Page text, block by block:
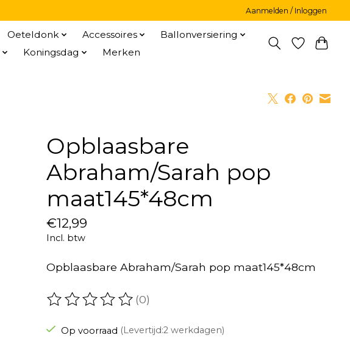
Aanmelden / Inloggen
Oeteldonk Accessoires
Ballonversiering
Koningsdag Merken
Opblaasbare
Abraham/Sarah pop
maat145*48cm
€12,99
Incl. btw
Opblaasbare Abraham/Sarah pop maat145*48cm
De beoordeling van dit product is
(0)
Op voorraad (Levertijd:2 werkdagen)